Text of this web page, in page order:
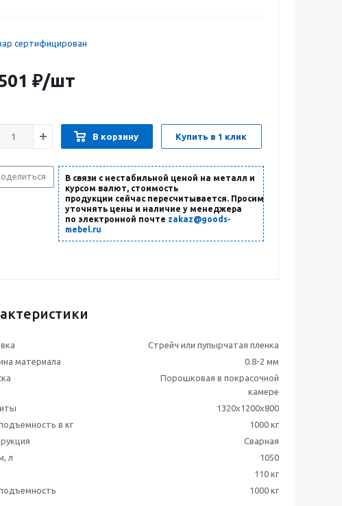
сертифицирован
₽/шт
В корзину Купить в 1 клик
В связи с нестабильной ценой на металл и
курсом валют, стоимость
продукции сейчас пересчитывается. Просим
уточнять цены и наличие у менеджера
по электронной почте zakaz@goods-
mebel.ru
Стрейч или пупырчатая пленка
материала
0.8-2 мм
Порошковая в покрасочной
камере
1320х1200х800
в кг
1000 кг
Сварная
л
1050
110 кг
1000 кг